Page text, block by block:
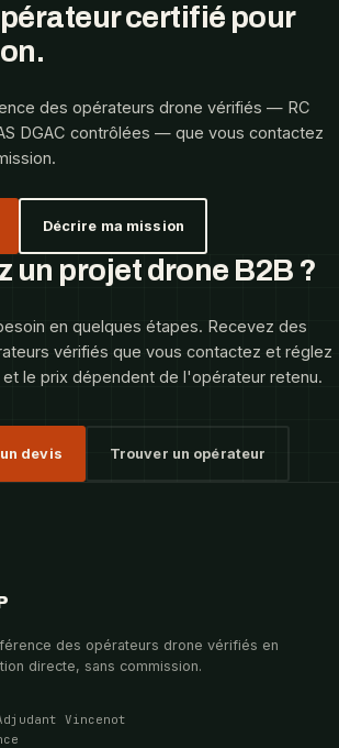
certifié pour
des opérateurs drone vérifiés — RC
DGAC contrôlées — que vous contactez
Décrire ma mission
un projet drone B2B ?
en quelques étapes. Recevez des
vérifiés que vous contactez et réglez
le prix dépendent de l'opérateur retenu.
devis Trouver un opérateur
des opérateurs drone vérifiés en
directe, sans commission.
Vincenot